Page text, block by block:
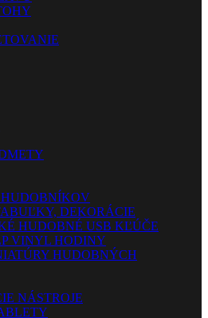
HUDOBNÍKOV
DEKORÁCIE
HUDOBNÉ USB KĽÚČE
VINYL HODINY
HUDOBNÝCH
NÁSTROJE